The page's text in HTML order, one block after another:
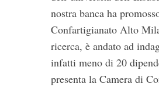
nostra banca ha
Confartigianato Alto
ricerca, è andato ad
infatti meno di 20
presenta la Camera di